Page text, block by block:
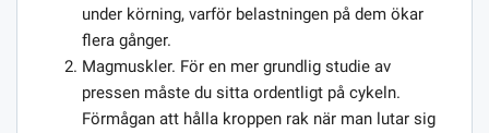
under körning, varför belastningen på dem ökar
flera gånger.
Magmuskler. För en mer grundlig studie av
pressen måste du sitta ordentligt på cykeln.
Förmågan att hålla kroppen rak när man lutar sig